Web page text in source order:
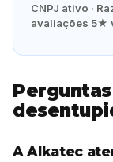
CNPJ ativo ·
avaliações 5★
A Alkatec